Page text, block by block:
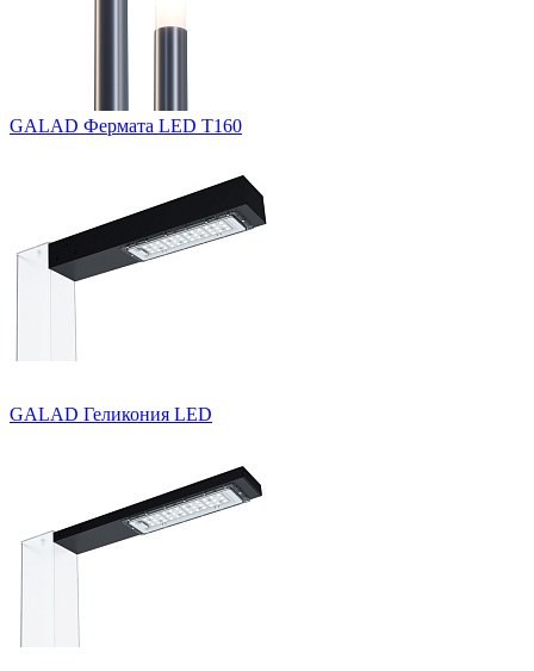
GALAD Фермата LED Т160
GALAD Геликония LED